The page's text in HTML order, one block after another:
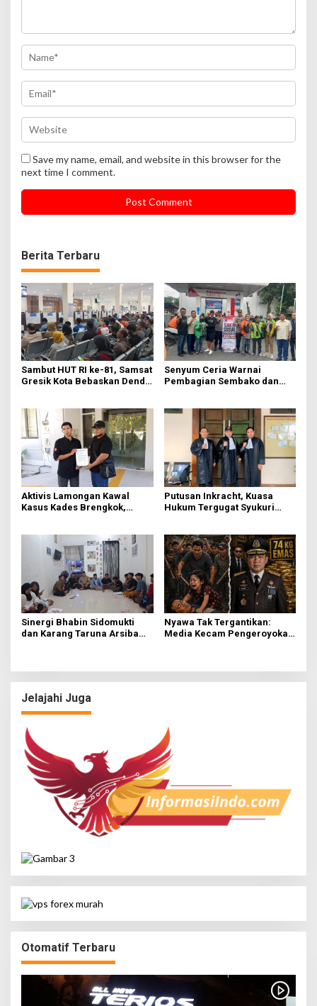
Save my name, email, and website in this browser for the
next time I comment.
Berita Terbaru
Sambut HUT RI ke-81, Samsat
Gresik Kota Bebaskan Denda
Senyum Ceria Warnai
Pembagian Sembako dan
Aktivis Lamongan Kawal
Kasus Kades Brengkok,
Putusan Inkracht, Kuasa
Hukum Tergugat Syukuri
Sinergi Bhabin Sidomukti
dan Karang Taruna Arsiba
Nyawa Tak Tergantikan:
Media Kecam Pengeroyokan
Jelajahi Juga
Otomatif Terbaru